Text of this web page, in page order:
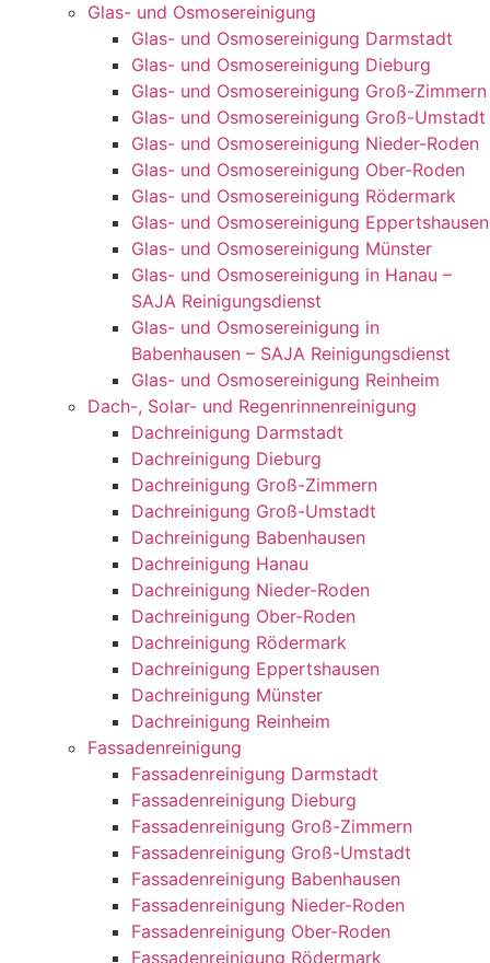
Glas- und Osmosereinigung
Glas- und Osmosereinigung Darmstadt
Glas- und Osmosereinigung Dieburg
Glas- und Osmosereinigung Groß-Zimmern
Glas- und Osmosereinigung Groß-Umstadt
Glas- und Osmosereinigung Nieder-Roden
Glas- und Osmosereinigung Ober-Roden
Glas- und Osmosereinigung Rödermark
Glas- und Osmosereinigung Eppertshausen
Glas- und Osmosereinigung Münster
Glas- und Osmosereinigung in Hanau –
SAJA Reinigungsdienst
Glas- und Osmosereinigung in
Babenhausen – SAJA Reinigungsdienst
Glas- und Osmosereinigung Reinheim
Dach-, Solar- und Regenrinnenreinigung
Dachreinigung Darmstadt
Dachreinigung Dieburg
Dachreinigung Groß-Zimmern
Dachreinigung Groß-Umstadt
Dachreinigung Babenhausen
Dachreinigung Hanau
Dachreinigung Nieder-Roden
Dachreinigung Ober-Roden
Dachreinigung Rödermark
Dachreinigung Eppertshausen
Dachreinigung Münster
Dachreinigung Reinheim
Fassadenreinigung
Fassadenreinigung Darmstadt
Fassadenreinigung Dieburg
Fassadenreinigung Groß-Zimmern
Fassadenreinigung Groß-Umstadt
Fassadenreinigung Babenhausen
Fassadenreinigung Nieder-Roden
Fassadenreinigung Ober-Roden
Fassadenreinigung Rödermark